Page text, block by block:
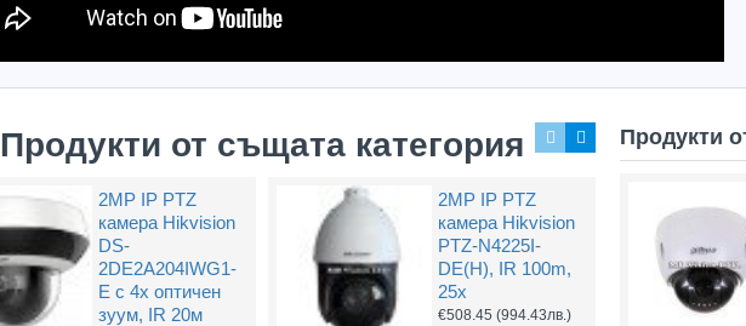
Продукти от същата категория
2MP IP PTZ
камера Hikvision
DS-
2DE2A204IWG1-
E с 4х оптичен
зуум, IR 20м
2MP IP PTZ
камера Hikvision
PTZ-N4225I-
DE(H), IR 100m,
25x
€508.45 (994.43лв.)
Продукти